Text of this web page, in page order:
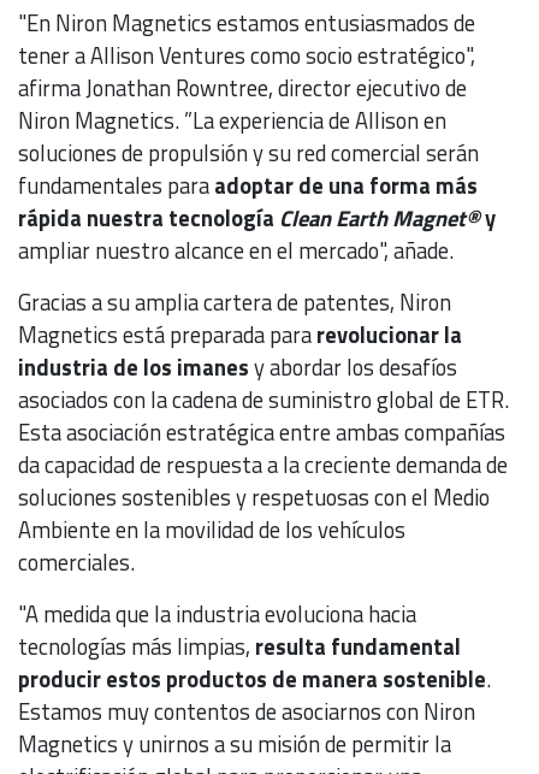
"En Niron Magnetics estamos entusiasmados de
tener a Allison Ventures como socio estratégico",
afirma Jonathan Rowntree, director ejecutivo de
Niron Magnetics. ”La experiencia de Allison en
soluciones de propulsión y su red comercial serán
fundamentales paraadoptar de una forma más
rápida nuestra tecnología Clean Earth Magnet®y
ampliar nuestro alcance en el mercado", añade.
Gracias a su amplia cartera de patentes, Niron
Magnetics está preparada pararevolucionar la
industria de los imanesy abordar los desafíos
asociados con la cadena de suministro global de ETR.
Esta asociación estratégica entre ambas compañías
da capacidad de respuesta a la creciente demanda de
soluciones sostenibles y respetuosas con el Medio
Ambiente en la movilidad de los vehículos
comerciales.
"A medida que la industria evoluciona hacia
tecnologías más limpias, resulta fundamental
producir estos productos de manera sostenible.
Estamos muy contentos de asociarnos con Niron
Magnetics y unirnos a su misión de permitir la